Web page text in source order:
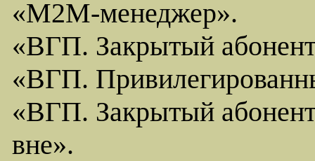
«M2M-менеджер».
«ВГП. Закрытый
«ВГП.
«ВГП. Закрытый
вне».